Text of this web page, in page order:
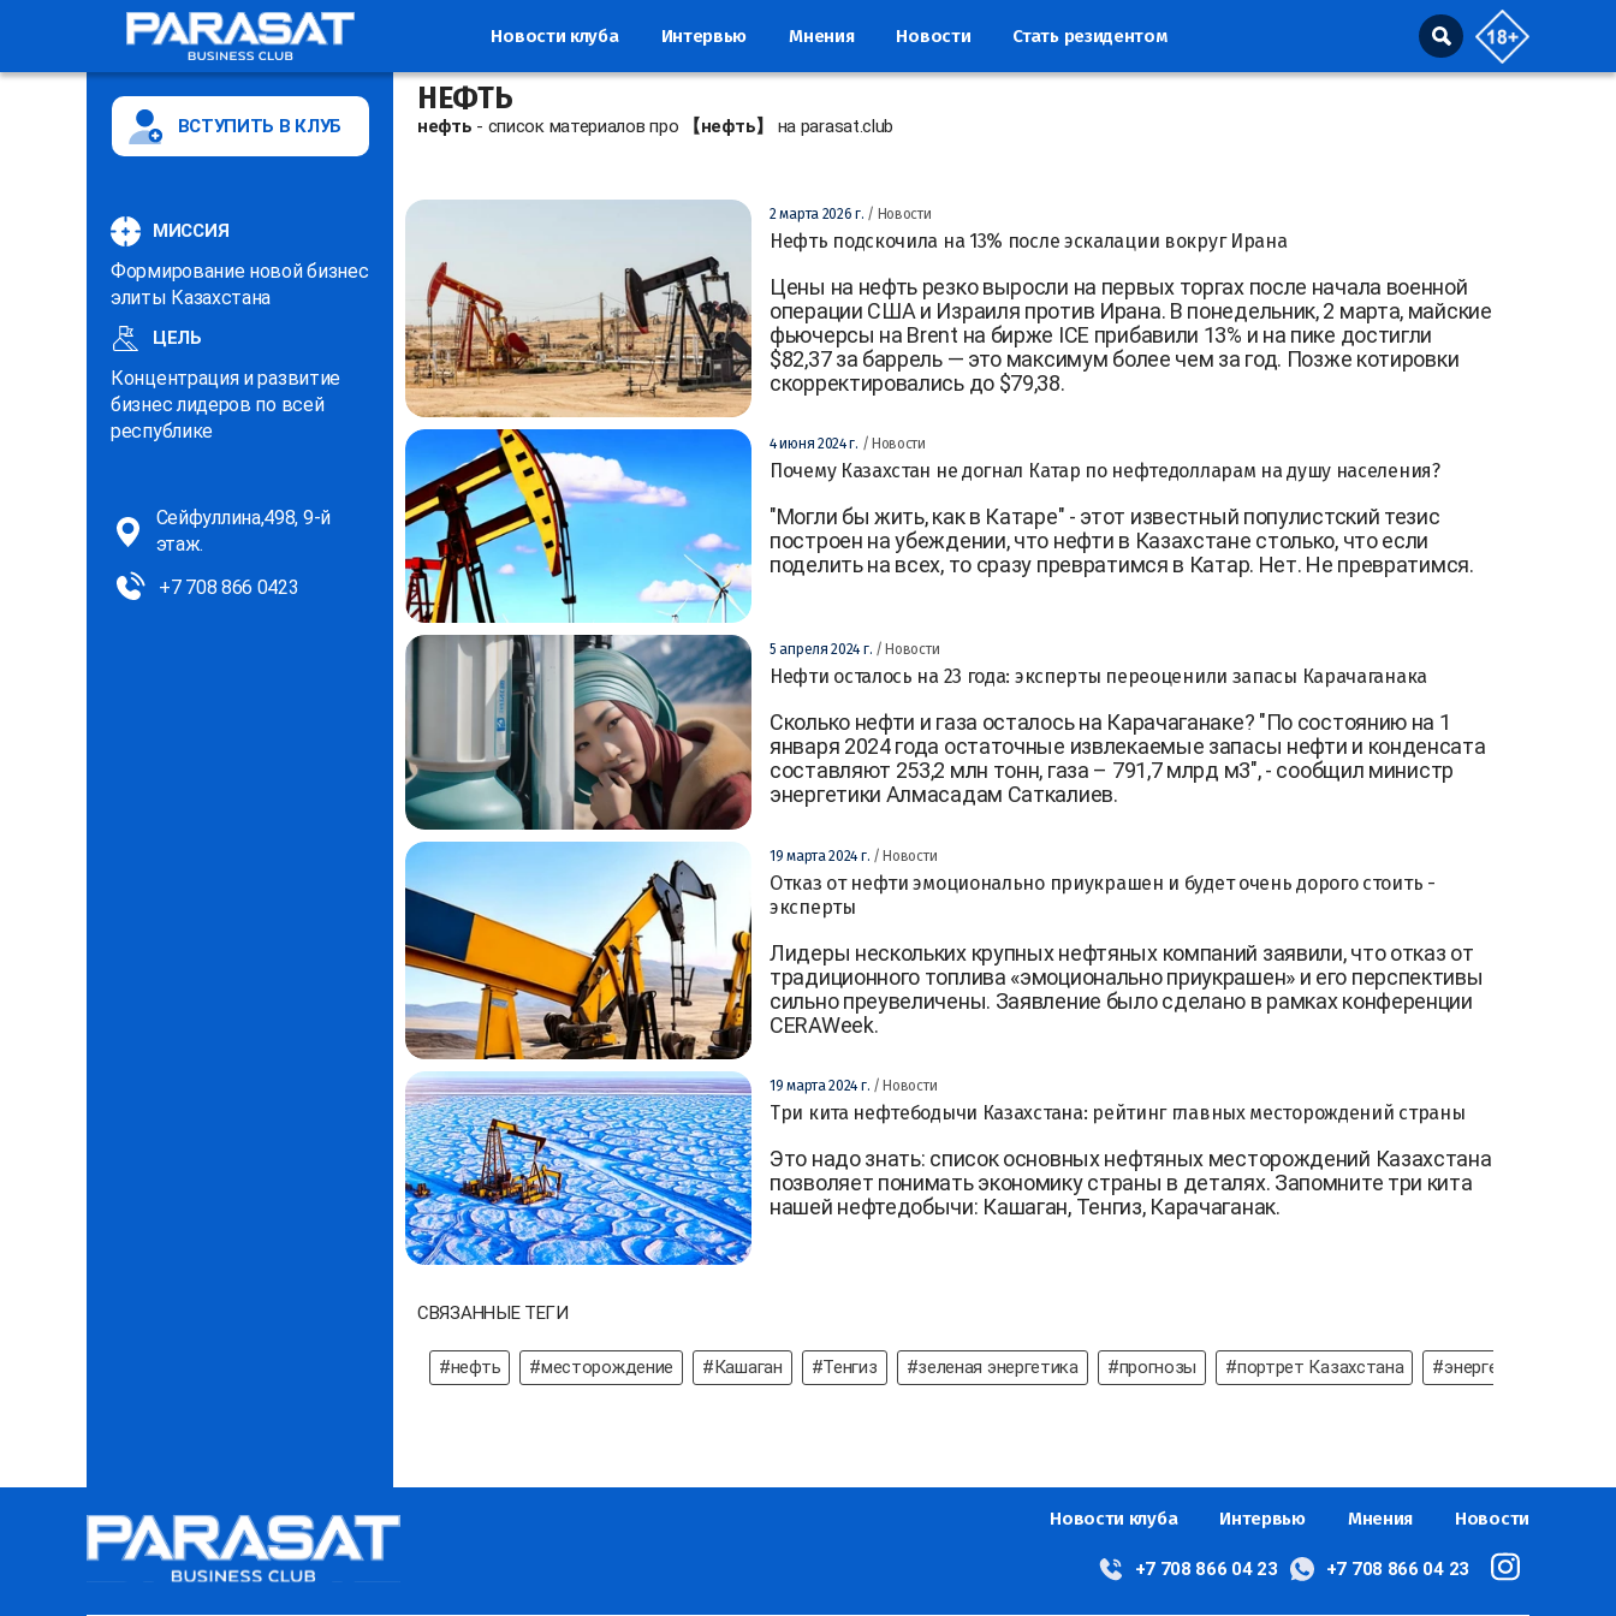
Новости клуба Интервью Мнения Новости Стать резидентом
ВСТУПИТЬ В КЛУБ
МИССИЯ
Формирование новой бизнес
элиты Казахстана
ЦЕЛЬ
Концентрация и развитие
бизнес лидеров по всей
республике
Сейфуллина,498, 9-й
этаж.
+7 708 866 0423
НЕФТЬ
нефть - список материалов про 【нефть】 на parasat.club
2 марта 2026 г. / Новости
Нефть подскочила на 13% после эскалации вокруг Ирана
Цены на нефть резко выросли на первых торгах после начала военной
операции США и Израиля против Ирана. В понедельник, 2 марта, майские
фьючерсы на Brent на бирже ICE прибавили 13% и на пике достигли
$82,37 за баррель — это максимум более чем за год. Позже котировки
скорректировались до $79,38.
4 июня 2024 г. / Новости
Почему Казахстан не догнал Катар по нефтедолларам на душу населения?
"Могли бы жить, как в Катаре" - этот известный популистский тезис
построен на убеждении, что нефти в Казахстане столько, что если
поделить на всех, то сразу превратимся в Катар. Нет. Не превратимся.
5 апреля 2024 г. / Новости
Нефти осталось на 23 года: эксперты переоценили запасы Карачаганака
Сколько нефти и газа осталось на Карачаганаке? "По состоянию на 1
января 2024 года остаточные извлекаемые запасы нефти и конденсата
составляют 253,2 млн тонн, газа – 791,7 млрд м3", - сообщил министр
энергетики Алмасадам Саткалиев.
19 марта 2024 г. / Новости
Отказ от нефти эмоционально приукрашен и будет очень дорого стоить -
эксперты
Лидеры нескольких крупных нефтяных компаний заявили, что отказ от
традиционного топлива «эмоционально приукрашен» и его перспективы
сильно преувеличены. Заявление было сделано в рамках конференции
CERAWeek.
19 марта 2024 г. / Новости
Три кита нефтебодычи Казахстана: рейтинг главных месторождений страны
Это надо знать: список основных нефтяных месторождений Казахстана
позволяет понимать экономику страны в деталях. Запомните три кита
нашей нефтедобычи: Кашаган, Тенгиз, Карачаганак.
СВЯЗАННЫЕ ТЕГИ
#нефть #месторождение #Кашаган #Тенгиз #зеленая энергетика #прогнозы #портрет Казахстана #энергетика
Новости клуба Интервью Мнения Новости
+7 708 866 04 23 +7 708 866 04 23